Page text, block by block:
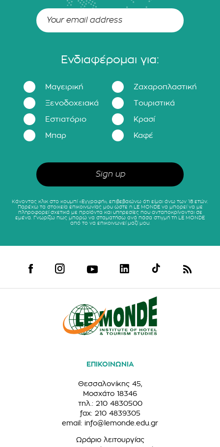
Ενδιαφέρομαι για:
Μαγειρική Ζαχαροπλαστική
Ξενοδοχειακά Τουριστικά
Εστιατόριο Κρασί
Μπαρ Καφέ
Κάνοντας κλικ στο κουμπί «Εγγραφή», επιβεβαιώνω ότι είμαι άνω των 18 ετών.
Παρέχω τα στοιχεία επικοινωνίας μου ώστε η LE MONDE να μπορεί να με
πληροφορεί σχετικά με προϊόντα και υπηρεσίες που ανταποκρίνονται σε
εμένα. Γνωρίζω πως μπορώ να σταματήσω ανά πάσα στιγμή τη LE MONDE
από το να επικοινωνεί μαζί μου.
ΕΠΙΚΟΙΝΩΝΙΑ
Θεσσαλονίκης 45,
Μοσχάτο 18346
τηλ.: 210 4830500
fax: 210 4839305
email: info@lemonde.edu.gr
Ωράριο λειτουργίας